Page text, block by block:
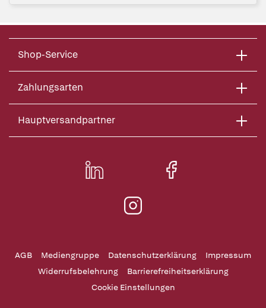
Shop-Service
Zahlungsarten
Hauptversandpartner
AGB Mediengruppe Datenschutzerklärung
Impressum
Widerrufsbelehrung
Barrierefreiheitserklärung
Cookie Einstellungen